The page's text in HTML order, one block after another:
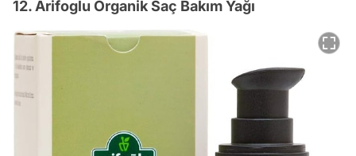
12. Arifoglu Organik Saç Bakım Yağı